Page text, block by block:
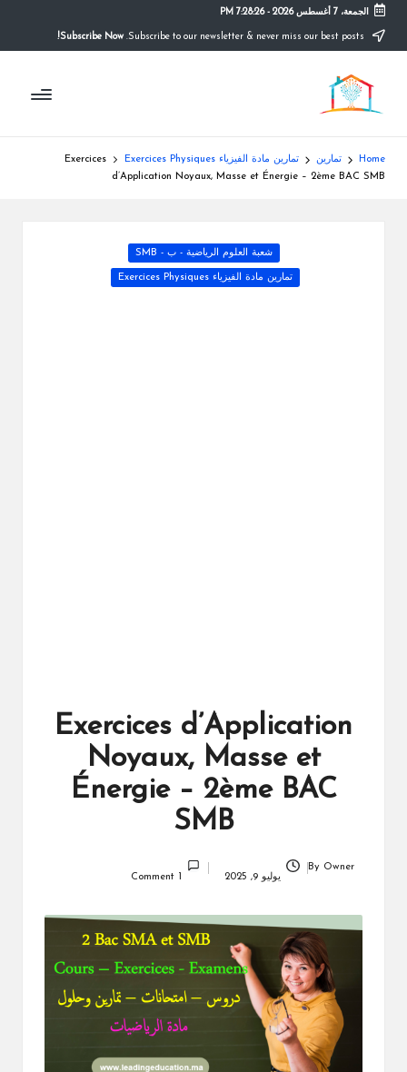
content
الجمعة، 7 أغسطس 2026 -
7:28:27 PM
Subscribe Now!
م
و
ق
ع
التعليم
الصريح
Home تمارين تمارين مادة الفيزياء Exercices Physiques
Exercices
d’Application Noyaux, Masse et Énergie – 2ème BAC SMB
Posted
in
شعبة العلوم الرياضية - ب - SMB
تمارين مادة الفيزياء Exercices Physiques
Exercices d’Application
Noyaux, Masse et
Énergie – 2ème BAC
SMB
By Owner
يوليو 9, 2025
1 Comment